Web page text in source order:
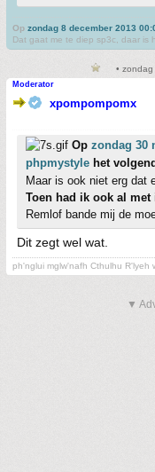
Op zondag 8 december 2013
Dat gaat me te diep sp3c, daar is
•
Moderator
xpompompomx
Op zondag 30
phpmystyle het
Maar is ook niet erg dat
Toen had ik ook al met
Remlof bande mij de
Dit zegt wel wat.
ph'nglui mglw'nafh Cthulhu R'lyeh
▼